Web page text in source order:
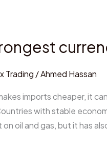
Trading /Ahmed Hassan
imports cheaper, it
with stable
oil and gas, but it has